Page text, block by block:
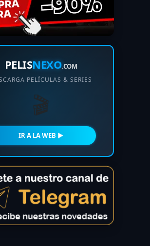
PELISNEXO.COM
PELÍCULAS & SERIES
🎬
IR A LA WEB ►